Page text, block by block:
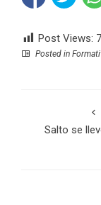
Post Views:
Posted in
Salto se